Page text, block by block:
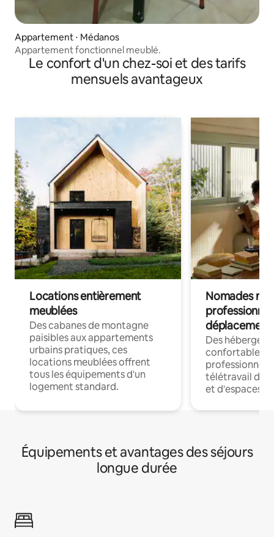
Appartement ⋅ Médanos
Appartement fonctionnel meublé.
Le confort d'un chez-soi et des tarifs
mensuels avantageux
Locations entièrement
meublées
Des cabanes de montagne
paisibles aux appartements
urbains pratiques, ces
locations meublées offrent
tous les équipements d'un
logement standard.
Nomades
déplacement
Des
confortables
professionnels
télétravail
et d'espaces
Équipements et avantages des séjours
longue durée